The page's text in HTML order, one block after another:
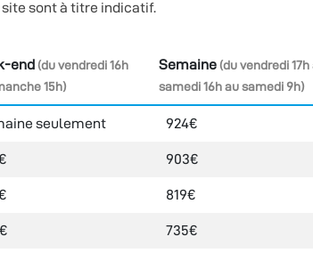
sont à titre indicatif.
end(du vendredi 16h
15h)
Semaine(du vendredi
samedi 16h au samedi 9h)
seulement 924€
903€
819€
735€